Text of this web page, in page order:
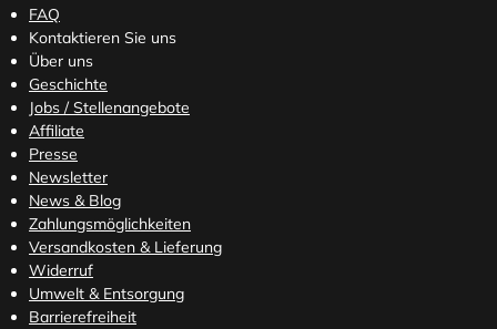
FAQ
Kontaktieren Sie uns
Über uns
Geschichte
Jobs / Stellenangebote
Affiliate
Presse
Newsletter
News & Blog
Zahlungsmöglichkeiten
Versandkosten & Lieferung
Widerruf
Umwelt & Entsorgung
Barrierefreiheit